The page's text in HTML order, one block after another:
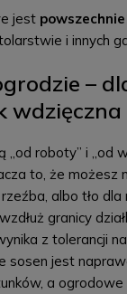
jest
i innych
–
„od roboty” i „od
to, że możesz
albo tło
granicy
z tolerancji
sosen jest
a ogrodowe